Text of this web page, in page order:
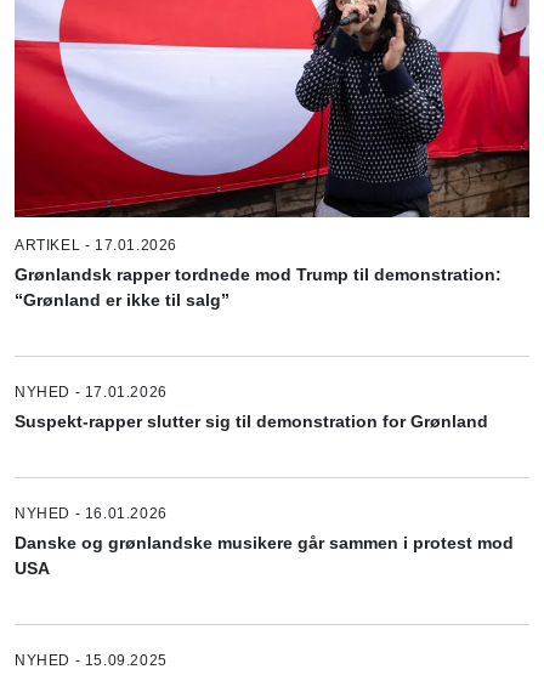
ARTIKEL - 17.01.2026
Grønlandsk rapper tordnede mod Trump til demonstration:
“Grønland er ikke til salg”
NYHED - 17.01.2026
Suspekt-rapper slutter sig til demonstration for Grønland
NYHED - 16.01.2026
Danske og grønlandske musikere går sammen i protest mod
USA
NYHED - 15.09.2025